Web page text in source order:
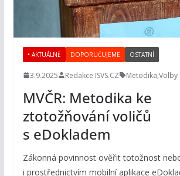
• AKTUÁLNĚ DOPORUČUJEME OSTATNÍ
3.9.2025 Redakce ISVS.CZ Metodika,Volby
MVČR: Metodika ke
ztotožňování voličů
s eDokladem
Zákonná povinnost ověřit totožnost
i prostřednictvím mobilní aplikace